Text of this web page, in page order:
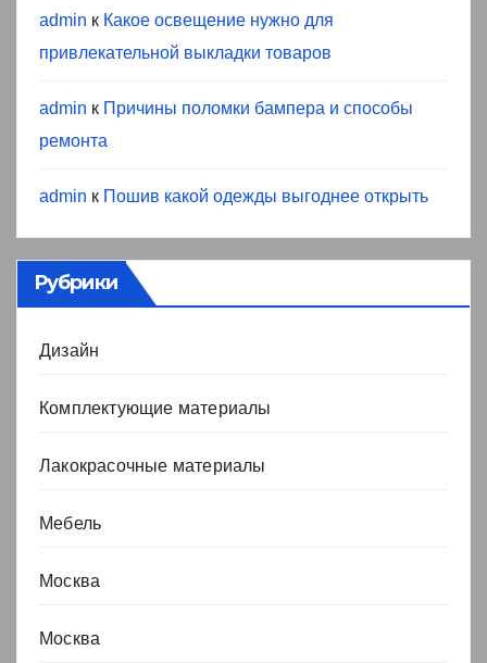
admin к Какое освещение нужно для
привлекательной выкладки товаров
admin к Причины поломки бампера и способы
ремонта
admin к Пошив какой одежды выгоднее открыть
Рубрики
Дизайн
Комплектующие материалы
Лакокрасочные материалы
Мебель
Москва
Москва